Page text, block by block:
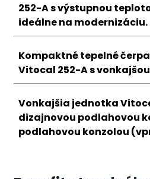
252-A s výstupnou
ideálne na modernizáciu.
Kompaktné tepelné
Vitocal 252-A s
Vonkajšia jednotka
dizajnovou podlahovou
podlahovou konzolou